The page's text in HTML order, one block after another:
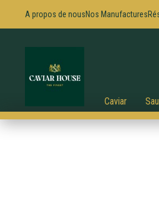
A propos de nousNos Manufactures
Caviar